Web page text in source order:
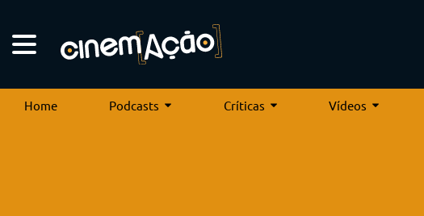
Home Podcasts Críticas Vídeos